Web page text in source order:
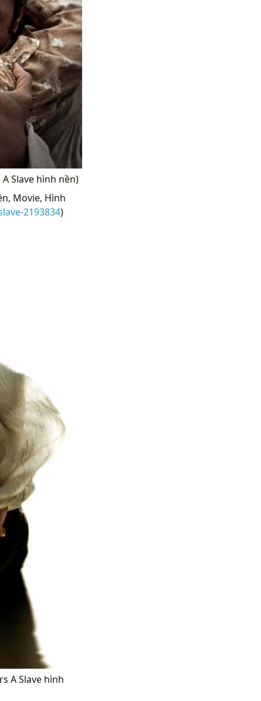
Slave hình nền)
Movie, Hình
2193834)
A Slave hình